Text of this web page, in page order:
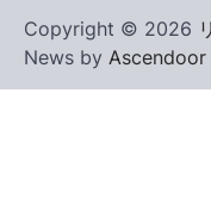
Copyright © 2026
News by Ascendoor